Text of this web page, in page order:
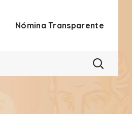
Nómina Transparente